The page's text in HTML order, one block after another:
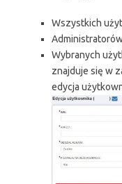
Wszystkich
Wybranych
znajduje się w
edycja